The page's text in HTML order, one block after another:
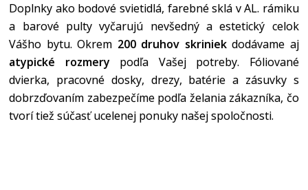
Doplnky ako bodové svietidlá, farebné sklá v AL. rámiku
a barové pulty vyčarujú nevšedný a estetický celok
Vášho bytu. Okrem 200 druhov skriniekdodávame aj
atypické rozmerypodľa Vašej potreby. Fóliované
dvierka, pracovné dosky, drezy, batérie a zásuvky s
dobrzďovaním zabezpečíme podľa želania zákazníka, čo
tvorí tiež súčasť ucelenej ponuky našej spoločnosti.